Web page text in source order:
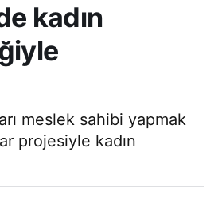
kadın
meslek sahibi yapmak
projesiyle kadın